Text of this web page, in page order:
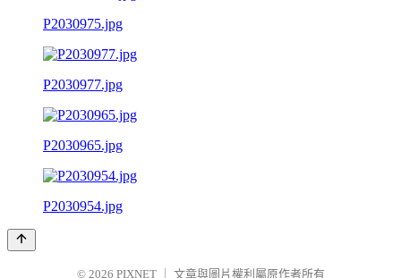
P2030975.jpg
P2030977.jpg
P2030965.jpg
P2030954.jpg
© 2026 PIXNET 文章與圖片權利屬原作者所有